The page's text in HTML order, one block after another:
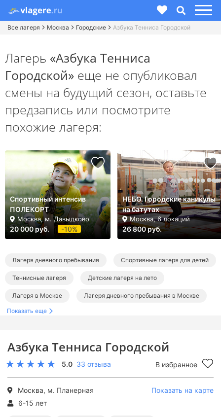
Все лагеря Москва Городские Азбука Тенниса Городской
Азбука Тенниса Городской
5.0 33 отзыва В избранное
Москва, м. Планерная
Показать на карте
6-15 лет
Лагерь «Азбука Тенниса
Городской» еще не опубликовал
смены на будущий сезон, оставьте
предзапись или посмотрите
похожие лагеря:
Спортивный интенсив
ПОЛЕКОРТ
Москва, м. Давыдково
20 000 руб. -10%
НЕБО. Городские каникулы
на батутах
Москва, 6 локаций
26 800 руб.
Лагеря дневного пребывания Спортивные лагеря для детей
Теннисные лагеря Детские лагеря на лето
Лагеря в Москве Лагеря дневного пребывания в Москве
Спортивные лагеря в Москве
Летние спортивные лагеря Летние теннисные лагеря
Показать еще